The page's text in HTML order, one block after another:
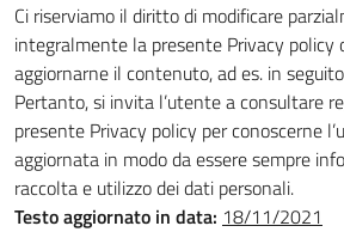
Ci riserviamo il diritto di modificare
integralmente la presente Privacy policy
aggiornarne il contenuto, ad es. in
Pertanto, si invita l’utente a consultare
presente Privacy policy per conoscerne
aggiornata in modo da essere sempre
raccolta e utilizzo dei dati personali.
Testo aggiornato in data: 18/11/2021